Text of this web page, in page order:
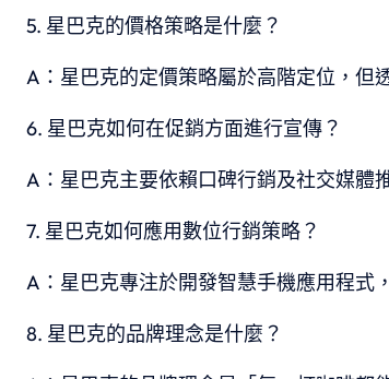
星巴克的價格策略是什麼？
A：星巴克的定價策略屬於高階定位，但
星巴克如何在促銷方面進行宣傳？
A：星巴克主要依賴口碑行銷及社交媒體
星巴克如何應用數位行銷策略？
A：星巴克專注於開發智慧手機應用程式
星巴克的品牌理念是什麼？